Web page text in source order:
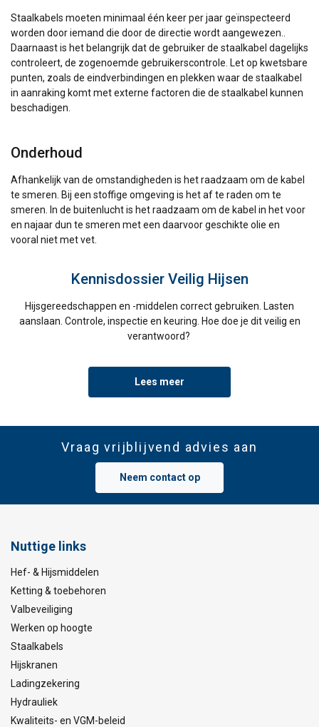
Staalkabels moeten minimaal één keer per jaar geïnspecteerd
worden door iemand die door de directie wordt aangewezen..
Daarnaast is het belangrijk dat de gebruiker de staalkabel dagelijks
controleert, de zogenoemde gebruikerscontrole. Let op kwetsbare
punten, zoals de eindverbindingen en plekken waar de staalkabel
in aanraking komt met externe factoren die de staalkabel kunnen
beschadigen.
Onderhoud
Afhankelijk van de omstandigheden is het raadzaam om de kabel
te smeren. Bij een stoffige omgeving is het af te raden om te
smeren. In de buitenlucht is het raadzaam om de kabel in het voor
en najaar dun te smeren met een daarvoor geschikte olie en
vooral niet met vet.
Kennisdossier Veilig Hijsen
Hijsgereedschappen en -middelen correct gebruiken. Lasten
aanslaan. Controle, inspectie en keuring. Hoe doe je dit veilig en
verantwoord?
Lees meer
Vraag vrijblijvend advies aan
Neem contact op
Nuttige links
Hef- & Hijsmiddelen
Ketting & toebehoren
Valbeveiliging
Werken op hoogte
Staalkabels
Hijskranen
Ladingzekering
Hydrauliek
Kwaliteits- en VGM-beleid